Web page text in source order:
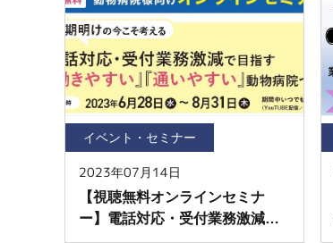
イベント・セミナー
2023年07月14日
【視聴無料オンラインセミナ
ー】電話対応・受付業務激減で
目指す「働きやすい・通いやす